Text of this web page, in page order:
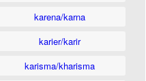
karena/karna
karier/karir
karisma/kharisma